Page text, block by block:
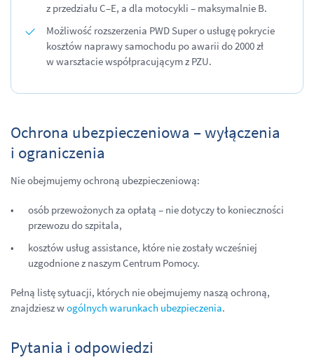
z przedziału C–E, a dla motocykli – maksymalnie B.
Możliwość rozszerzenia PWD Super o usługę pokrycie
kosztów naprawy samochodu po awarii do 2000 zł
w warsztacie współpracującym z PZU.
Ochrona ubezpieczeniowa – wyłączenia
i ograniczenia
Nie obejmujemy ochroną ubezpieczeniową:
osób przewożonych za opłatą – nie dotyczy to konieczności
przewozu do szpitala,
kosztów usług assistance, które nie zostały wcześniej
uzgodnione z naszym Centrum Pomocy.
Pełną listę sytuacji, których nie obejmujemy naszą ochroną,
znajdziesz wogólnych warunkach ubezpieczenia.
Pytania i odpowiedzi